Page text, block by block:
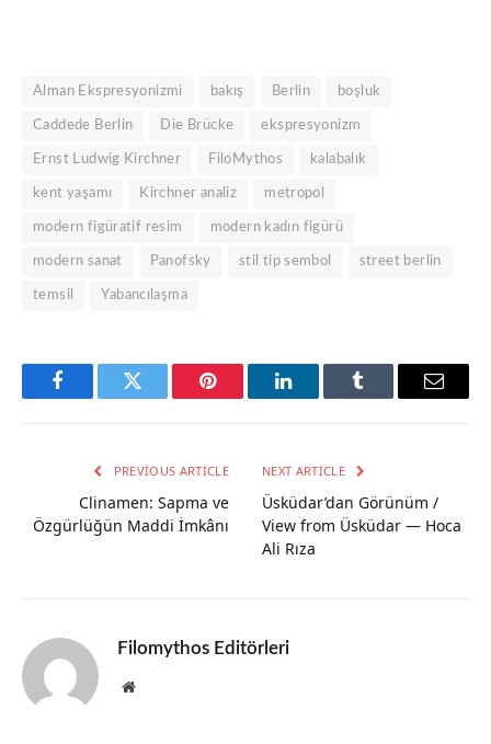
Alman Ekspresyonizmi bakış Berlin boşluk
Caddede Berlin Die Brücke ekspresyonizm
Ernst Ludwig Kirchner FiloMythos kalabalık
kent yaşamı Kirchner analiz metropol
modern figüratif resim modern kadın figürü
modern sanat Panofsky stil tip sembol street berlin
temsil Yabancılaşma
FacebookTwitter Pinterest LinkedInTumblr Email
PREVIOUS ARTICLE
Clinamen: Sapma ve
Özgürlüğün Maddi İmkânı
NEXT ARTICLE
Üsküdar’dan Görünüm /
View from Üsküdar — Hoca
Ali Rıza
Filomythos Editörleri
Website